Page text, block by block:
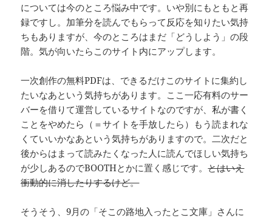
については今のところ悩み中です。いや別にもともと再
録ですし。加筆分を読んでもらって反応を知りたい気持
ちもありますが、今のところはまだ「どうしよう」の段
階。気が向いたらこのサイト内にアップします。
一次創作の無料PDFは、できるだけこのサイトに集約し
たいなあという気持ちがあります。ここ一応有料のサー
バーを借りて運営しているサイトなのですが、私が書く
ことをやめたら（＝サイトを手放したら）もう読まれな
くていいかなあという気持ちがありますので。二次だと
後からはまって読みたくなった人に読んでほしい気持ち
が少しあるのでBOOTHとかに置く感じです。とはいえ
衝動的に消したりするけど。
そうそう、9月の「そこの路地入ったとこ文庫」さんに